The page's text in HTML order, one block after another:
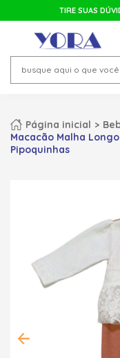
TIRE SUAS
Página inicial
Macacão Malha
Pipoquinhas